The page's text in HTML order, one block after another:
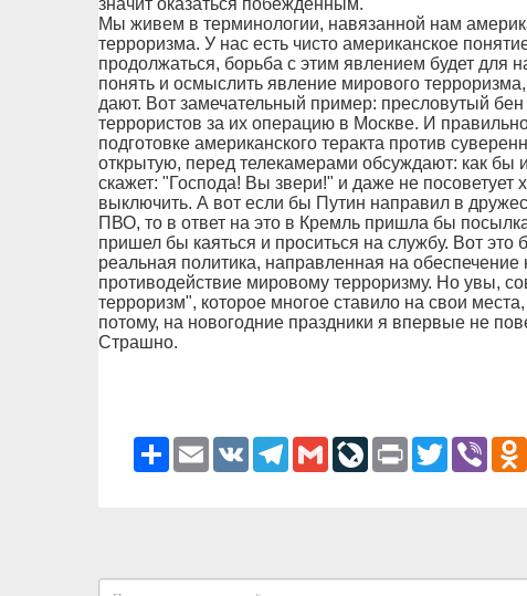
значит оказаться побежденным.
Мы живем в терминологии, навязанной нам
терроризма. У нас есть чисто американское
продолжаться, борьба с этим явлением будет для
понять и осмыслить явление мирового
дают. Вот замечательный пример: пресловутый
террористов за их операцию в Москве. И
подготовке американского теракта против
открытую, перед телекамерами обсуждают: как бы
скажет: "Господа! Вы звери!" и даже не
выключить. А вот если бы Путин направил в
ПВО, то в ответ на это в Кремль пришла бы
пришел бы каяться и проситься на службу. Вот
реальная политика, направленная на обеспечение
противодействие мировому терроризму. Но увы,
терроризм", которое многое ставило на свои
потому, на новогодние праздники я впервые не
Страшно.
РесурсEmail VK Telegram
GmailLiveJournal
Print TwitterViber